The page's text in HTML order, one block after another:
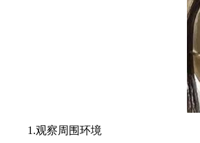
1.观察周围环境